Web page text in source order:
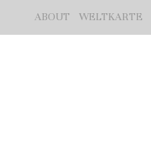
ABOUT WELTKARTE